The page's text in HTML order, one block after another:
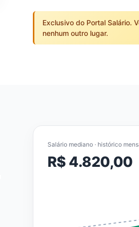
Exclusivo do Portal Salário.
nenhum outro lugar.
Salário mediano · histórico
R$ 4.820,00